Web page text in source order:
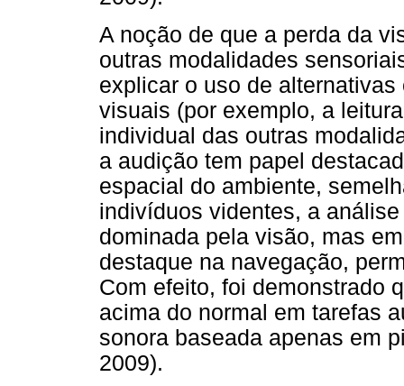
A noção de que a perda da
outras modalidades
explicar o uso de
visuais (por exemplo, a
individual das outras
a audição tem papel
espacial do ambiente,
indivíduos videntes, a
dominada pela visão, mas
destaque na navegação,
Com efeito, foi demonstrado
acima do normal em tarefas
sonora baseada apenas em
2009).